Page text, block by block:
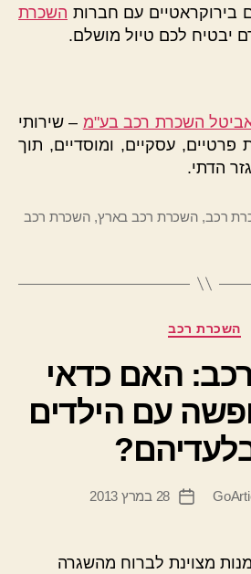
בירוקראטיים עם חברות השכרת
יבטיח לכם טיול מושלם.
השכרת רכב בע"מ – שירותי
עסקיים, ומוסדיים, תוך
הדתי.
רכב, השכרת רכב בארץ, השכרת רכב
קטגוריות
השכרת רכב
האם כדאי
עם הילדים
תאריך
28 במרץ 2013
מצוינת לברוח מהשגרה